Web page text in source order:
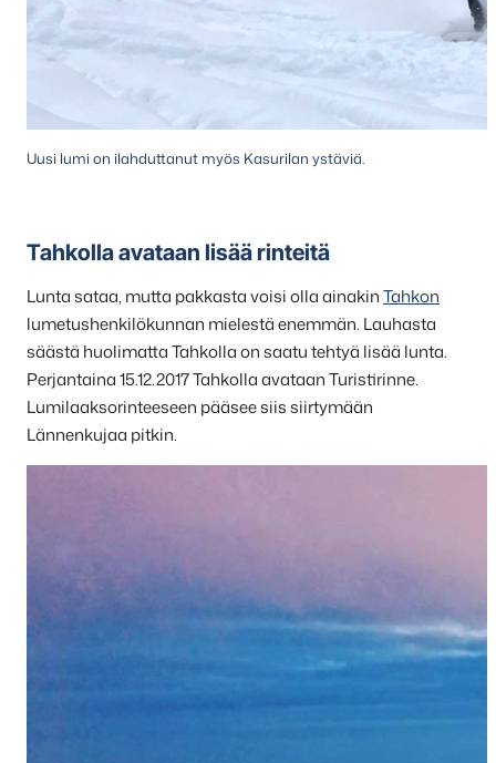
Uusi lumi on ilahduttanut myös Kasurilan ystäviä.
Tahkolla avataan lisää rinteitä
Lunta sataa, mutta pakkasta voisi olla ainakinTahkon
lumetushenkilökunnan mielestä enemmän. Lauhasta
säästä huolimatta Tahkolla on saatu tehtyä lisää lunta.
Perjantaina 15.12.2017 Tahkolla avataan Turistirinne.
Lumilaaksorinteeseen pääsee siis siirtymään
Lännenkujaa pitkin.